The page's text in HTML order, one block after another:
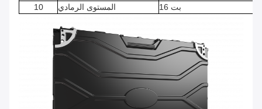
10
المستوى الرمادي 16 بت